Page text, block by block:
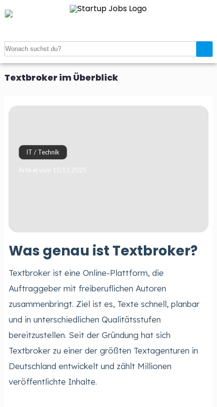
Textbroker im Überblick
IT / Technik
Artikel vom 10.12.2025
Was genau ist Textbroker?
Textbroker ist eine Online-Plattform, die
Auftraggeber mit freiberuflichen Autoren
zusammenbringt. Ziel ist es, Texte schnell, planbar
und in unterschiedlichen Qualitätsstufen
bereitzustellen. Seit der Gründung hat sich
Textbroker zu einer der größten Textagenturen in
Deutschland entwickelt und zählt Millionen
veröffentlichte Inhalte.